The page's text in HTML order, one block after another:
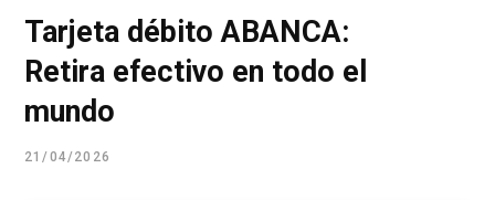
Tarjeta débito ABANCA:
Retira efectivo en todo el
mundo
21/04/2026